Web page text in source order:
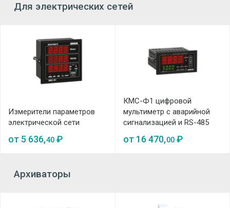
Для электрических сетей
Измерители параметров
электрической сети
от 5 636,40 ₽
КМС-Ф1 цифровой
мультиметр с аварийной
сигнализацией и RS-485
от 16 470,00₽
Архиваторы